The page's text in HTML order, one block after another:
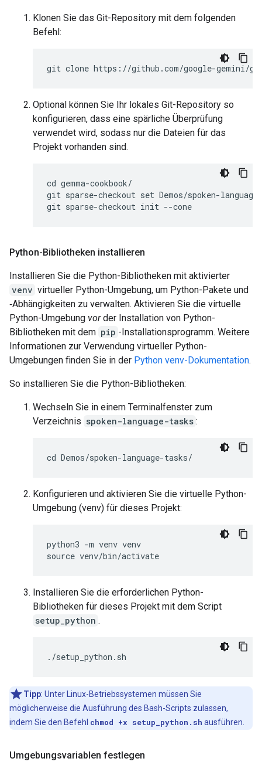
Klonen Sie das Git-Repository mit dem folgenden
Befehl:
Optional können Sie Ihr lokales Git-Repository so
konfigurieren, dass eine spärliche Überprüfung
verwendet wird, sodass nur die Dateien für das
Projekt vorhanden sind.
cd gemma-cookbook/
git sparse-checkout set Demos/spoken-
Python-Bibliotheken installieren
Installieren Sie die Python-Bibliotheken mit aktivierter
venv virtueller Python-Umgebung, um Python-Pakete und
‑Abhängigkeiten zu verwalten. Aktivieren Sie die virtuelle
Python-Umgebung vorder Installation von Python-
Bibliotheken mit dem pip -Installationsprogramm. Weitere
Informationen zur Verwendung virtueller Python-
Umgebungen finden Sie in der Python venv-Dokumentation.
So installieren Sie die Python-Bibliotheken:
Wechseln Sie in einem Terminalfenster zum
Verzeichnis spoken-language-tasks :
Konfigurieren und aktivieren Sie die virtuelle Python-
Umgebung (venv) für dieses Projekt:
python3 -m venv venv
Installieren Sie die erforderlichen Python-
Bibliotheken für dieses Projekt mit dem Script
setup_python .
Tipp: Unter Linux-Betriebssystemen müssen Sie
möglicherweise die Ausführung des Bash-Scripts zulassen,
indem Sie den Befehl chmod +x setup_python.sh ausführen.
Umgebungsvariablen festlegen